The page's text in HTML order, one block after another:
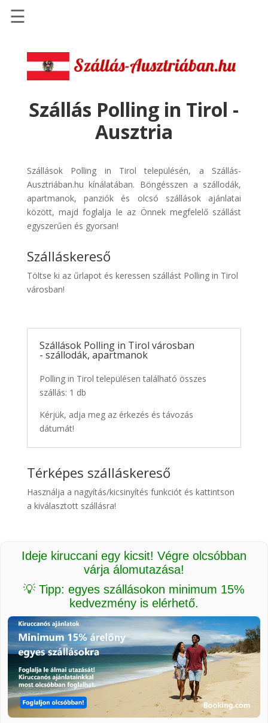
Szállások
Szállásinfo.eu
Repülőjegy
pénzvisszatérítéssel
Discover
Cars
Transzfer
Kiwi
Taxi
☰
Szállás Polling in Tirol -
Ausztria
Szállások Polling in Tirol településén, a Szállás-
Ausztriában.hu kínálatában. Böngésszen a szállodák,
apartmanok, panziók és olcsó szállások ajánlatai
között, majd foglalja le az Önnek megfelelő szállást
egyszerűen és gyorsan!
Szálláskereső
Töltse ki az űrlapot és keressen szállást Polling in Tirol
városban!
Szállások Polling in Tirol városban
- szállodák, apartmanok
Polling in Tirol településen található összes
szállás: 1 db
Kérjük, adja meg az érkezés és távozás
dátumát!
Térképes szálláskereső
Használja a nagyítás/kicsinyítés funkciót és kattintson
a kiválasztott szállásra!
Ideje kiruccani egy kicsit! Végre olcsóbban
várja álomutazása!
💡 Tipp: egyes szállásokon minimum 15%
kedvezmény is elérhető.